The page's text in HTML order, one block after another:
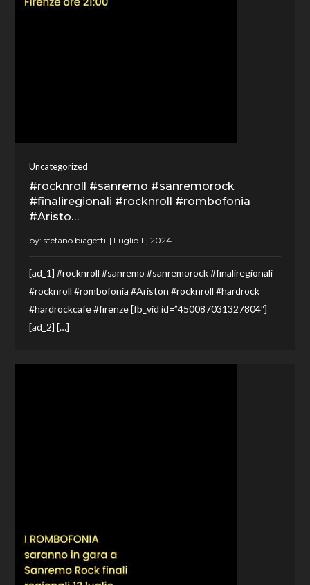
Uncategorized
#rocknroll #sanremo #sanremorock
#finaliregionali #rocknroll #rombofonia
#Aristo…
by:stefano biagetti
[ad_1] #rocknroll #sanremo #sanremorock #finaliregionali
#rocknroll #rombofonia #Ariston #rocknroll #hardrock
#hardrockcafe #firenze [fb_vid id=”450087031327804″]
[ad_2] […]